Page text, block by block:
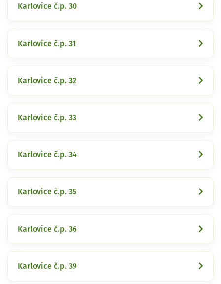
Karlovice č.p. 30
Karlovice č.p. 31
Karlovice č.p. 32
Karlovice č.p. 33
Karlovice č.p. 34
Karlovice č.p. 35
Karlovice č.p. 36
Karlovice č.p. 39